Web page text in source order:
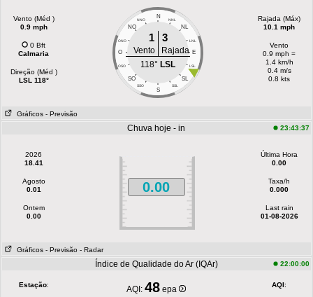
Vento (Méd )
0.9 mph
0 Bft
Calmaria
Direção (Méd )
LSL 118°
N
NNO NNL
NO NL
ONO LNL
O E
OSO LSL
SO SL
SSO SSL
S
1 3
Vento
Rajada
118° LSL
Rajada (Máx)
10.1 mph
Vento
0.9 mph =
1.4 km/h
0.4 m/s
0.8 kts
Gráficos - Previsão
Chuva hoje - in 23:43:37
2026
18.41
Agosto
0.01
Ontem
0.00
0.00
Última Hora
0.00
Taxa/h
0.000
Last rain
01-08-2026
Gráficos - Previsão - Radar
Índice de Qualidade do Ar (IQAr) 22:00:00
Estação: AQI:48 epa AQI: